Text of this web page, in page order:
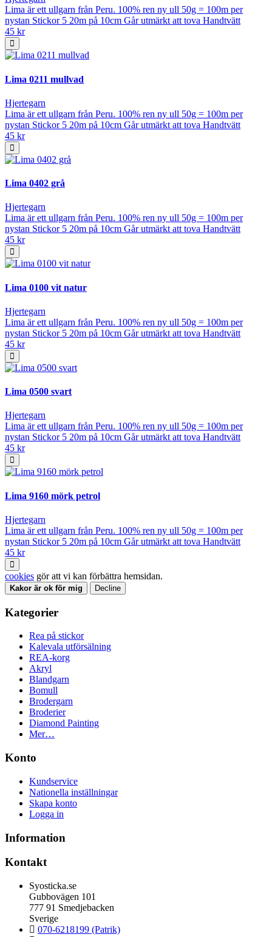
Lima är ett ullgarn från Peru. 100% ren ny ull 50g = 100m per
nystan Stickor 5 20m på 10cm Går utmärkt att tova Handtvätt
45 kr
Lima 0211 mullvad
Hjertegarn
Lima är ett ullgarn från Peru. 100% ren ny ull 50g = 100m per
nystan Stickor 5 20m på 10cm Går utmärkt att tova Handtvätt
45 kr
Lima 0402 grå
Hjertegarn
Lima är ett ullgarn från Peru. 100% ren ny ull 50g = 100m per
nystan Stickor 5 20m på 10cm Går utmärkt att tova Handtvätt
45 kr
Lima 0100 vit natur
Hjertegarn
Lima är ett ullgarn från Peru. 100% ren ny ull 50g = 100m per
nystan Stickor 5 20m på 10cm Går utmärkt att tova Handtvätt
45 kr
Lima 0500 svart
Hjertegarn
Lima är ett ullgarn från Peru. 100% ren ny ull 50g = 100m per
nystan Stickor 5 20m på 10cm Går utmärkt att tova Handtvätt
45 kr
Lima 9160 mörk petrol
Hjertegarn
Lima är ett ullgarn från Peru. 100% ren ny ull 50g = 100m per
nystan Stickor 5 20m på 10cm Går utmärkt att tova Handtvätt
45 kr
cookies gör att vi kan förbättra hemsidan.
Kakor är ok för mig Decline
Kategorier
Rea på stickor
Kalevala utförsälning
REA-korg
Akryl
Blandgarn
Bomull
Brodergarn
Broderier
Diamond Painting
Mer…
Konto
Kundservice
Nationella inställningar
Skapa konto
Logga in
Information
Kontakt
Syosticka.se
Gubbovägen 101
777 91 Smedjebacken
Sverige
070-6218199 (Patrik)